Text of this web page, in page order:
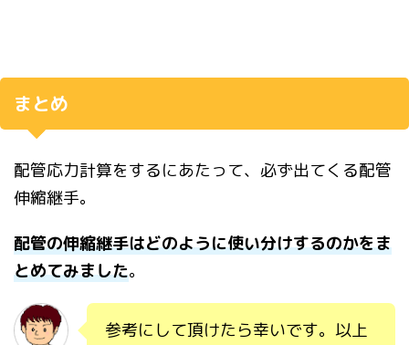
まとめ
配管応力計算をするにあたって、必ず出てくる配管
伸縮継手。
配管の伸縮継手はどのように使い分けするのかをま
とめてみました。
参考にして頂けたら幸いです。以上